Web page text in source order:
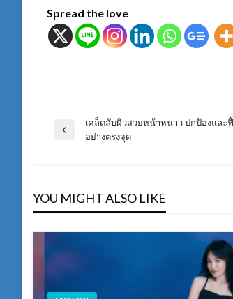
Spread the love
แนะแนว
Previous
เคล็ดลับผิวสวยหน้าหนาว ปกป้องและ
อย่างตรงจุด
YOU MIGHT ALSO LIKE